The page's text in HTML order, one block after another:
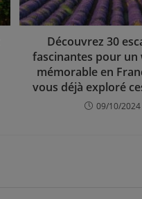
Découvrez 30
fascinantes pour un
mémorable en
vous déjà exploré
09/10/2024